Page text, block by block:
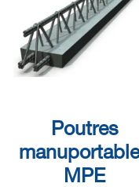
Poutres
MPE